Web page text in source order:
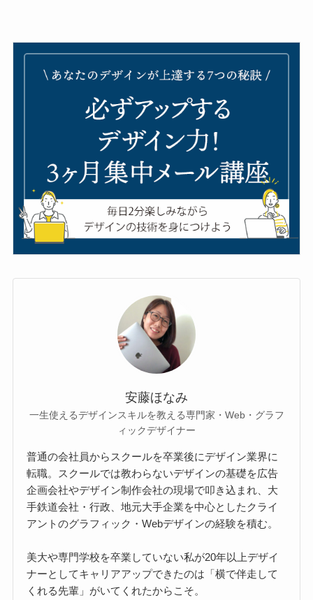
安藤ほなみ
一生使えるデザインスキルを教える専門家・Web・グラフ
ィックデザイナー
普通の会社員からスクールを卒業後にデザイン業界に
転職。スクールでは教わらないデザインの基礎を広告
企画会社やデザイン制作会社の現場で叩き込まれ、大
手鉄道会社・行政、地元大手企業を中心としたクライ
アントのグラフィック・Webデザインの経験を積む。
美大や専門学校を卒業していない私が20年以上デザイ
ナーとしてキャリアアップできたのは「横で伴走して
くれる先輩」がいてくれたからこそ。